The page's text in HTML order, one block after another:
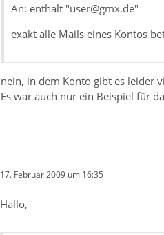
An: enthält "user@gmx.de"
exakt alle Mails eines Kontos
nein, in dem Konto gibt es leider
Es war auch nur ein Beispiel für
17. Februar 2009 um 16:35
Hallo,